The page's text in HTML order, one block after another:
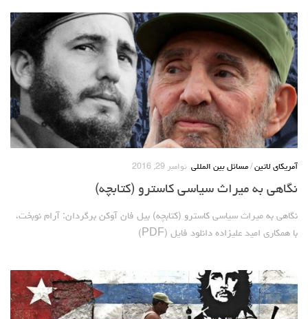
آمریکای لاتین / مسائل بین المللی نوامبر 29, 2016
نگاهی به میراث سیاسی کاسترو (کتابچه)
نگاهی به میراث سیاسی کاسترو (کتابچه) بیل فان آوکن برگردان: آرام نوبخت،
با همکاری امید علیزاده دانلود فایل (PDF)